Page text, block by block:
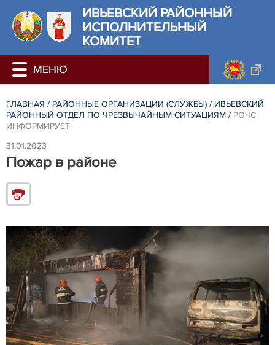
ИВЬЕВСКИЙ РАЙОННЫЙ
ИСПОЛНИТЕЛЬНЫЙ
КОМИТЕТ
ГЛАВНАЯ / РАЙОННЫЕ ОРГАНИЗАЦИИ (СЛУЖБЫ) / ИВЬЕВСКИЙ
РАЙОННЫЙ ОТДЕЛ ПО ЧРЕЗВЫЧАЙНЫМ СИТУАЦИЯМ / РОЧС
ИНФОРМИРУЕТ
31.01.2023
Пожар в районе